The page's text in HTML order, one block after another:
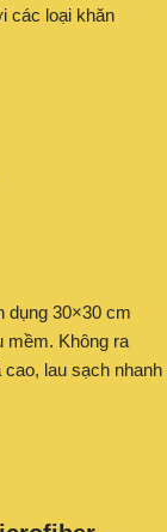
các loại khăn
dụng 30×30 cm
mềm. Không ra
lau sạch nhanh